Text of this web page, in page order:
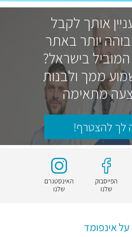
אותך לקבל
יותר באתר
בישראל?
ממך ולבנות
מתאימה
לך להצטרף!
הפייסבוק
שלנו
האינסטגרם
שלנו
על אינפומד